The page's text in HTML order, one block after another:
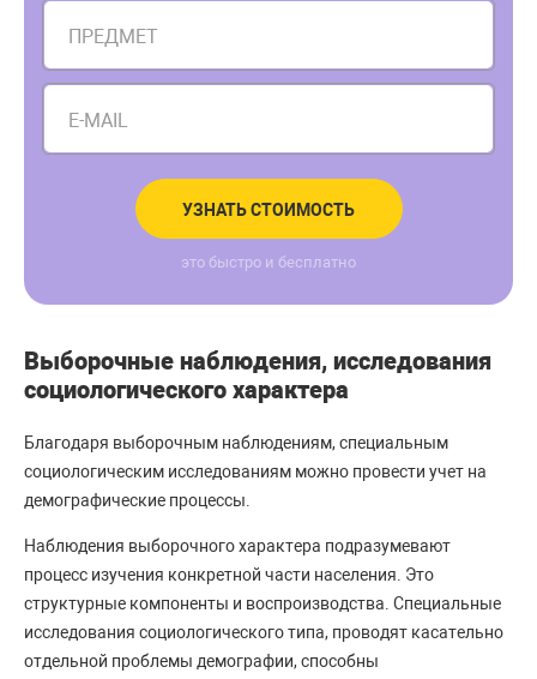
ПРЕДМЕТ
E-MAIL
УЗНАТЬ СТОИМОСТЬ
это быстро и бесплатно
Выборочные наблюдения, исследования
социологического характера
Благодаря выборочным наблюдениям, специальным
социологическим исследованиям можно провести учет на
демографические процессы.
Наблюдения выборочного характера подразумевают
процесс изучения конкретной части населения. Это
структурные компоненты и воспроизводства. Специальные
исследования социологического типа, проводят касательно
отдельной проблемы демографии, способны